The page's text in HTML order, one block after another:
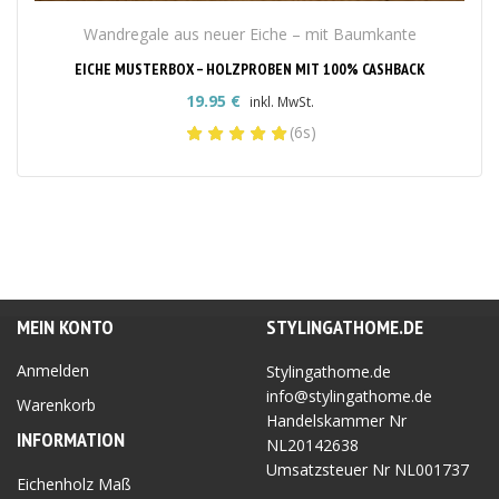
Wandregale aus neuer Eiche – mit Baumkante
EICHE MUSTERBOX – HOLZPROBEN MIT 100% CASHBACK
19.95 € inkl. MwSt.
(6s)
MEIN KONTO
Anmelden
Warenkorb
INFORMATION
Eichenholz Maß
STYLINGATHOME.DE
Stylingathome.de
info@stylingathome.de
Handelskammer Nr
NL20142638
Umsatzsteuer Nr NL001737